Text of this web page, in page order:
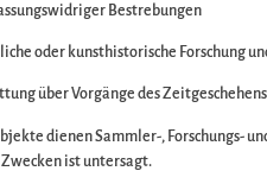
die
–
Bestrebungen
oder kunsthistorische Forschung
über Vorgänge des Zeitgeschehens
dienen Sammler-, Forschungs-
ist untersagt.